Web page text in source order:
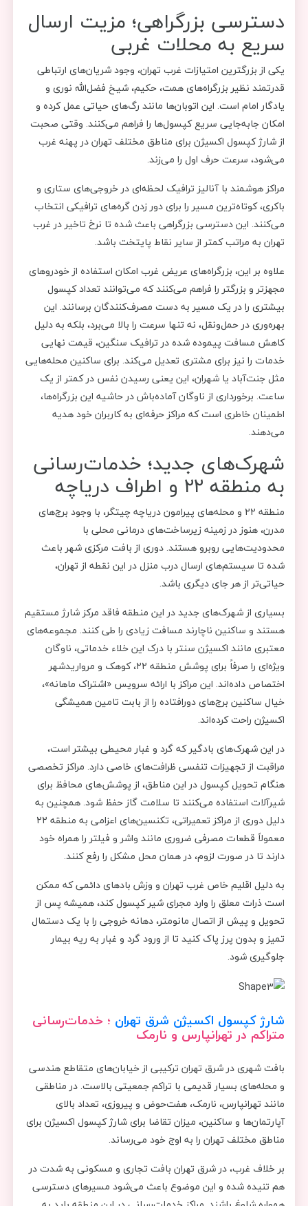
دسترسی بزرگراهی؛ مزیت ارسال
سریع به محلات غربی
یکی از بزرگترین امتیازات غرب تهران، وجود شریان‌های ارتباطی
قدرتمند نظیر بزرگراه‌های همت، حکیم، شیخ فضل‌الله نوری و
یادگار امام است. این اتوبان‌ها مانند رگ‌های حیاتی عمل کرده و
امکان جابه‌جایی سریع کپسول‌ها را فراهم می‌کنند. وقتی صحبت
از شارژ کپسول اکسیژن برای مناطق مختلف تهران در پهنه غرب
می‌شود، سرعت حرف اول را می‌زند.
مراکز هوشمند با آنالیز ترافیک لحظه‌ای در خروجی‌های ستاری و
باکری، کوتاه‌ترین مسیر را برای دور زدن گره‌های ترافیکی انتخاب
می‌کنند. این دسترسی بزرگراهی باعث شده تا نرخ تاخیر در غرب
تهران به مراتب کمتر از سایر نقاط پایتخت باشد.
علاوه بر این، بزرگراه‌های عریض غرب امکان استفاده از خودروهای
مجهزتر و بزرگتر را فراهم می‌کنند که می‌توانند تعداد کپسول
بیشتری را در یک مسیر به دست مصرف‌کنندگان برسانند. این
بهره‌وری در حمل‌ونقل، نه تنها سرعت را بالا می‌برد، بلکه به دلیل
کاهش مسافت پیموده شده در ترافیک سنگین، قیمت نهایی
خدمات را نیز برای مشتری تعدیل می‌کند. برای ساکنین محله‌هایی
مثل جنت‌آباد یا شهران، این یعنی رسیدن نفس در کمتر از یک
ساعت. برخورداری از ناوگان آماده‌باش در حاشیه این بزرگراه‌ها،
اطمینان خاطری است که مراکز حرفه‌ای به کاربران خود هدیه
می‌دهند.
شهرک‌های جدید؛ خدمات‌رسانی
به منطقه ۲۲ و اطراف دریاچه
منطقه ۲۲ و محله‌های پیرامون دریاچه چیتگر، با وجود برج‌های
مدرن، هنوز در زمینه زیرساخت‌های درمانی محلی با
محدودیت‌هایی روبرو هستند. دوری از بافت مرکزی شهر باعث
شده تا سیستم‌های ارسال درب منزل در این نقطه از تهران،
حیاتی‌تر از هر جای دیگری باشد.
بسیاری از شهرک‌های جدید در این منطقه فاقد مرکز شارژ مستقیم
هستند و ساکنین ناچارند مسافت زیادی را طی کنند. مجموعه‌های
معتبری مانند اکسیژن سنتر با درک این خلاء خدماتی، ناوگان
ویژه‌ای را صرفاً برای پوشش منطقه ۲۲، کوهک و مرواریدشهر
اختصاص داده‌اند. این مراکز با ارائه سرویس «اشتراک ماهانه»،
خیال ساکنین برج‌های دورافتاده را از بابت تامین همیشگی
اکسیژن راحت کرده‌اند.
در این شهرک‌های بادگیر که گرد و غبار محیطی بیشتر است،
مراقبت از تجهیزات تنفسی ظرافت‌های خاصی دارد. مراکز تخصصی
هنگام تحویل کپسول در این مناطق، از پوشش‌های محافظ برای
شیرآلات استفاده می‌کنند تا سلامت گاز حفظ شود. همچنین به
دلیل دوری از مراکز تعمیراتی، تکنسین‌های اعزامی به منطقه ۲۲
معمولاً قطعات مصرفی ضروری مانند واشر و فیلتر را همراه خود
دارند تا در صورت لزوم، در همان محل مشکل را رفع کنند.
به دلیل اقلیم خاص غرب تهران و وزش بادهای دائمی که ممکن
است ذرات معلق را وارد مجرای شیر کپسول کند، همیشه پس از
تحویل و پیش از اتصال مانومتر، دهانه خروجی را با یک دستمال
تمیز و بدون پرز پاک کنید تا از ورود گرد و غبار به ریه بیمار
جلوگیری شود.
شارژ کپسول اکسیژن شرق تهران ؛ خدمات‌رسانی
متراکم در تهرانپارس و نارمک
بافت شهری در شرق تهران ترکیبی از خیابان‌های متقاطع هندسی
و محله‌های بسیار قدیمی با تراکم جمعیتی بالاست. در مناطقی
مانند تهرانپارس، نارمک، هفت‌حوض و پیروزی، تعداد بالای
آپارتمان‌ها و ساکنین، میزان تقاضا برای شارژ کپسول اکسیژن برای
مناطق مختلف تهران را به اوج خود می‌رساند.
بر خلاف غرب، در شرق تهران بافت تجاری و مسکونی به شدت در
هم تنیده شده و این موضوع باعث می‌شود مسیرهای دسترسی